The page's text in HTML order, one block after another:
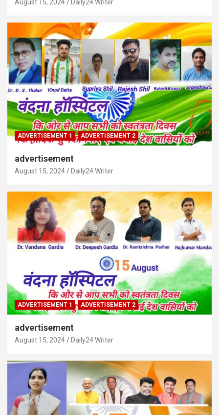
August 15, 2024 Daily24 Writer
ADVERTISEMENT 1 ADVERTISEMENT 2
advertisement
August 15, 2024 Daily24 Writer
ADVERTISEMENT 1 ADVERTISEMENT 2
advertisement
August 15, 2024 Daily24 Writer